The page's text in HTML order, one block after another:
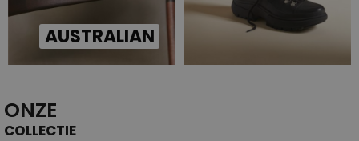
AUSTRALIAN
ONZE
COLLECTIE